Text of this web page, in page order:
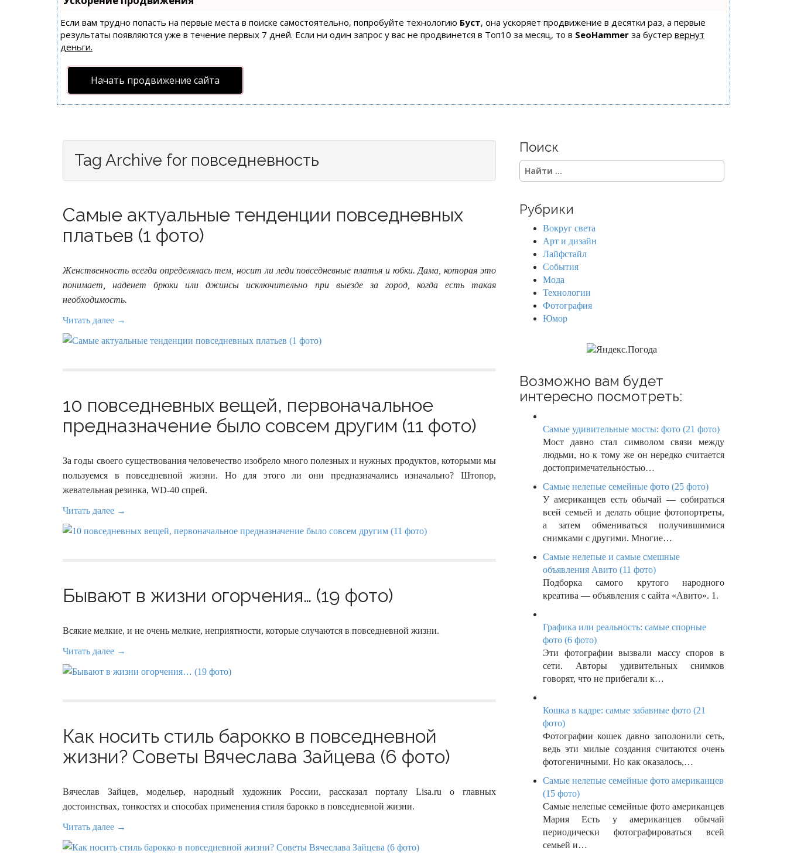
Если вам трудно попасть на первые места в поиске самостоятельно, попробуйте технологию Буст, она ускоряет продвижение в десятки раз, а первые
результаты появляются уже в течение первых 7 дней. Если ни один запрос у вас не продвинется в Топ10 за месяц, то в SeoHammer за бустер вернут
деньги.
Начать продвижение сайта
Tag Archive for повседневность
Самые актуальные тенденции повседневных
платьев (1 фото)
Женственность всегда определялась тем, носит ли леди повседневные платья и юбки. Дама, которая это
понимает, наденет брюки или джинсы исключительно при выезде за город, когда есть такая
необходимость.
Читать далее →
10 повседневных вещей, первоначальное
предназначение было совсем другим (11 фото)
За годы своего существования человечество изобрело много полезных и нужных продуктов, которыми мы
пользуемся в повседневной жизни. Но для этого ли они предназначались изначально? Штопор,
жевательная резинка, WD-40 спрей.
Читать далее →
Бывают в жизни огорчения… (19 фото)
Всякие мелкие, и не очень мелкие, неприятности, которые случаются в повседневной жизни.
Читать далее →
Как носить стиль барокко в повседневной
жизни? Советы Вячеслава Зайцева (6 фото)
Вячеслав Зайцев, модельер, народный художник России, рассказал порталу Lisa.ru о главных
достоинствах, тонкостях и способах применения стиля барокко в повседневной жизни.
Читать далее →
Поиск
S
e
c
Рубрики
Вокруг света
Арт и дизайн
Лайфстайл
События
Мода
Технологии
Фотография
Юмор
Возможно вам будет
интересно посмотреть:
Самые удивительные мосты: фото (21 фото)
Мост давно стал символом связи между
людьми, но к тому же он нередко считается
достопримечательностью…
Самые нелепые семейные фото (25 фото)
У американцев есть обычай — собираться
всей семьей и делать общие фотопортреты,
а затем обмениваться получившимися
снимками с другими. Многие…
Самые нелепые и самые смешные
объявления Авито (11 фото)
Подборка самого крутого народного
креатива — объявления с сайта «Авито». 1.
Графика или реальность: самые спорные
фото (6 фото)
Эти фотографии вызвали массу споров в
сети. Авторы удивительных снимков
говорят, что не прибегали к…
Кошка в кадре: самые забавные фото (21
фото)
Фотографии кошек давно заполонили сеть,
ведь эти милые создания считаются очень
фотогеничными. Но как оказалось,…
Самые нелепые семейные фото американцев
(15 фото)
Самые нелепые семейные фото американцев
Мария Есть у американцев обычай
периодически фотографироваться всей
семьей и…